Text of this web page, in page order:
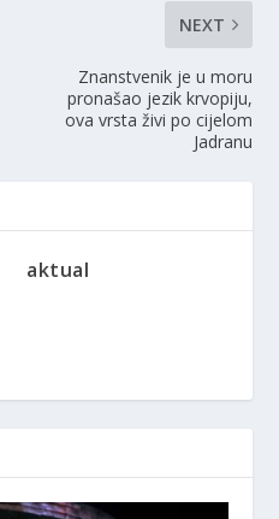
NEXT
Znanstvenik je u moru
pronašao jezik krvopiju,
ova vrsta živi po cijelom
Jadranu
aktual